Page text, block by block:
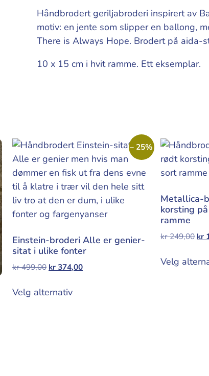
Håndbrodert geriljabroderi inspirert av
motiv: en jente som slipper en ballong,
There is Always Hope. Brodert på aida-
10 x 15 cm i hvit ramme. Ett eksemplar.
– 25%
Einstein-broderi Alle er genier-
sitat i ulike fonter
kr499,00 kr374,00
Velg alternativ
Metallica-
korsting
ramme
kr249,00 kr
Velg